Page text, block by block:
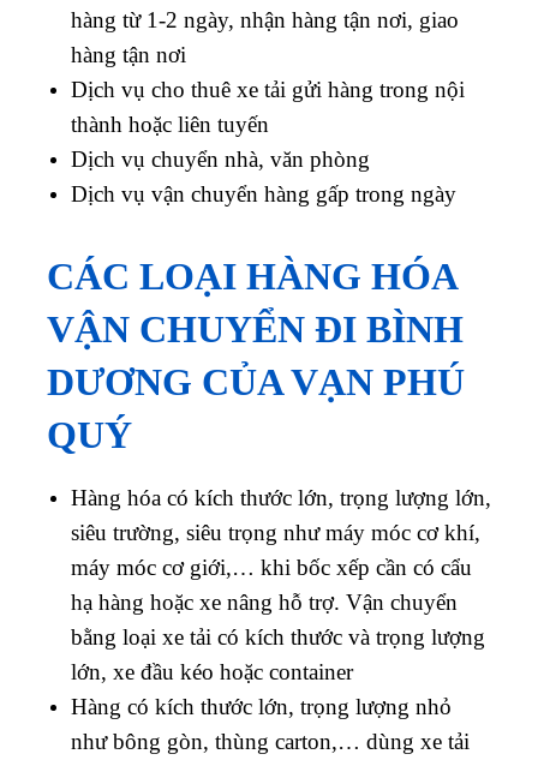
hàng từ 1-2 ngày, nhận hàng tận nơi, giao
hàng tận nơi
Dịch vụ cho thuê xe tải gửi hàng trong nội
thành hoặc liên tuyến
Dịch vụ chuyển nhà, văn phòng
Dịch vụ vận chuyển hàng gấp trong ngày
CÁC LOẠI HÀNG HÓA
VẬN CHUYỂN ĐI BÌNH
DƯƠNG CỦA VẠN PHÚ
QUÝ
Hàng hóa có kích thước lớn, trọng lượng lớn,
siêu trường, siêu trọng như máy móc cơ khí,
máy móc cơ giới,… khi bốc xếp cần có cẩu
hạ hàng hoặc xe nâng hỗ trợ. Vận chuyển
bằng loại xe tải có kích thước và trọng lượng
lớn, xe đầu kéo hoặc container
Hàng có kích thước lớn, trọng lượng nhỏ
như bông gòn, thùng carton,… dùng xe tải